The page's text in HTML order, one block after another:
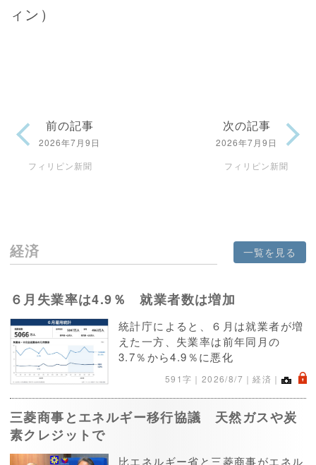
ィン）
前の記事
2026年7月9日
フィリピン新聞
次の記事
2026年7月9日
フィリピン新聞
経済 一覧を見る
６月失業率は4.9％ 就業者数は増加
統計庁によると、６月は就業者が増
えた一方、失業率は前年同月の
3.7％から4.9％に悪化
591字｜ 2026/8/7 ｜経済｜ .
三菱商事とエネルギー移行協議 天然ガスや炭
素クレジットで
比エネルギー省と三菱商事がエネル